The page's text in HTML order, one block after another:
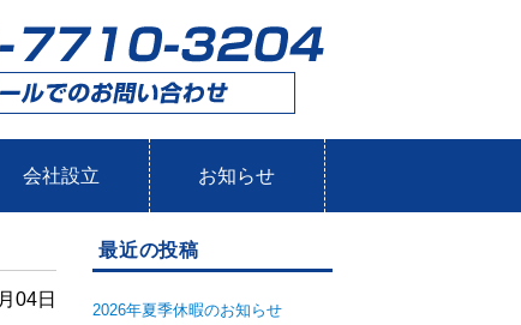
会社設立 お知らせ
04日
最近の投稿
2026年夏季休暇のお知らせ